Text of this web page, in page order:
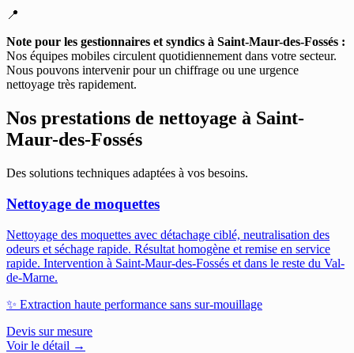
📍
Note pour les gestionnaires et syndics à Saint-Maur-des-Fossés :
Nos équipes mobiles circulent quotidiennement dans votre secteur.
Nous pouvons intervenir pour un chiffrage ou une urgence
nettoyage très rapidement.
Nos prestations de nettoyage à Saint-
Maur-des-Fossés
Des solutions techniques adaptées à vos besoins.
Nettoyage de moquettes
Nettoyage des moquettes avec détachage ciblé, neutralisation des
odeurs et séchage rapide. Résultat homogène et remise en service
rapide. Intervention à Saint-Maur-des-Fossés et dans le reste du Val-
de-Marne.
✨ Extraction haute performance sans sur-mouillage
Devis sur mesure
Voir le détail →